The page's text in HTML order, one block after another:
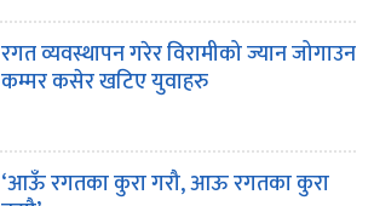
रगत व्यवस्थापन गरेर विरामीको ज्यान जोगाउन
कम्मर कसेर खटिए युवाहरु
‘आऊँ रगतका कुरा गरौ, आऊ रगतका कुरा